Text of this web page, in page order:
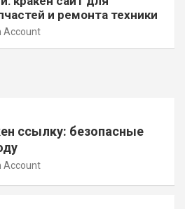
и ремонта техники
Account
ссылку: безопасные
Account